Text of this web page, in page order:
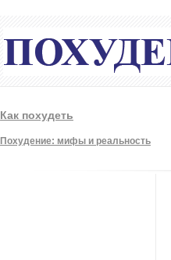
Как похудеть
Похудение: мифы и реальность